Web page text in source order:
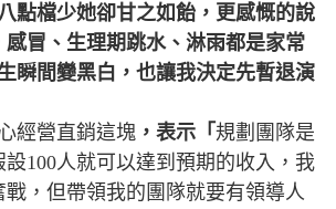
點檔少她卻甘之如飴，更感慨的說
感冒、生理期跳水、淋雨都是家常
瞬間變黑白，也讓我決定先暫退演
經營直銷這塊 ，表示「 規劃團隊是
設100人就可以達到預期的收入，我
，但帶領我的團隊就要有領導人